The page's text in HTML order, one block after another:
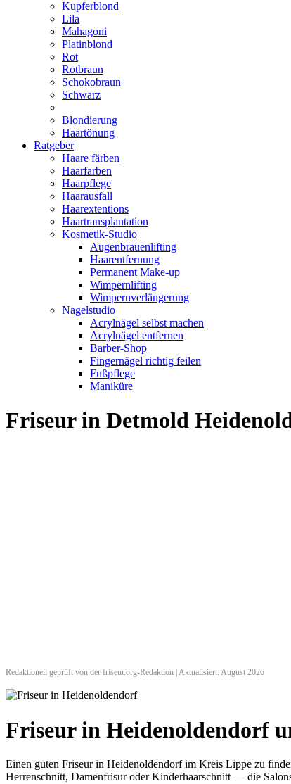
Kupferblond
Lila
Mahagoni
Platinblond
Rot
Rotbraun
Schokobraun
Schwarz
Blondierung
Haartönung
Ratgeber
Haare färben
Haarfarben
Haarpflege
Haarausfall
Haarextentions
Haartransplantation
Kosmetik-Studio
Augenbrauenlifting
Haarentfernung
Permanent Make-up
Wimpernlifting
Wimpernverlängerung
Nagelstudio
Acrylnägel selbst machen
Acrylnägel entfernen
Barber-Shop
Fingernägel richtig feilen
Fußpflege
Maniküre
Friseur in Detmold
Redaktionell geprüft von der friseur.org-Redaktion | Aktualisiert: August 2026
Friseur in Heidenoldendorf
Einen guten Friseur in Heidenoldendorf im Kreis Lippe zu
Herrenschnitt, Damenfrisur oder Kinderhaarschnitt — die